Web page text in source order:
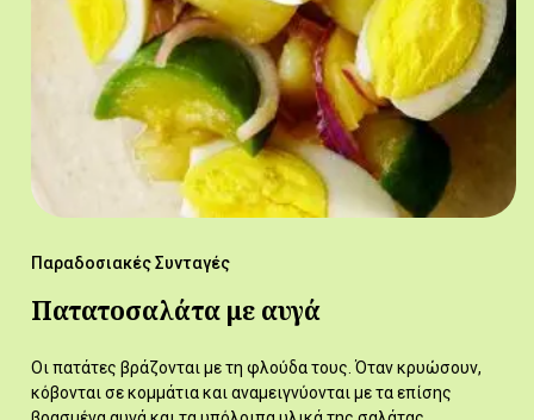
Παραδοσιακές Συνταγές
Πατατοσαλάτα με αυγά
Οι πατάτες βράζονται με τη φλούδα τους. Όταν κρυώσουν,
κόβονται σε κομμάτια και αναμειγνύονται με τα επίσης